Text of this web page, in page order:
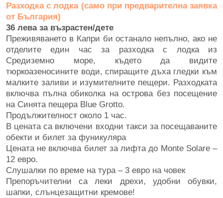
Разходка с лодка (само при предварителна заявка
от България)
36 лева за възрастен/дете
Преживяването в Капри би останало непълно, ако не
отделите един час за разходка с лодка из
Средиземно море, където да видите
тюркоазеносините води, спиращите дъха гледки към
малките заливи и изумителните пещери. Разходката
включва пълна обиколка на острова без посещение
на Синята пещера Blue Grotto.
Продължителност около 1 час.
В цената са включени входни такси за посещаваните
обекти и билет за фуникуляра
Цената не включва билет за лифта до Мonte Solare –
12 eвро.
Слушалки по време на тура – 3 евро на човек
Препоръчителни са леки дрехи, удобни обувки,
шапки, слънцезащитни кремове!